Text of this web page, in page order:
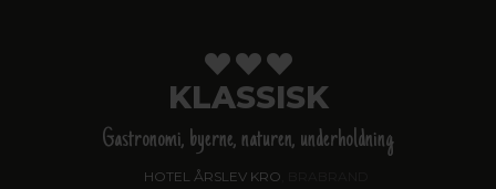
KLASSISK
Gastronomi, byerne, naturen, underholdning
HOTEL ÅRSLEV KRO